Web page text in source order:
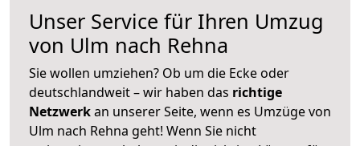
Unser Service für Ihren Umzug
von Ulm nach Rehna
Sie wollen umziehen? Ob um die Ecke oder
deutschlandweit – wir haben das richtige
Netzwerkan unserer Seite, wenn es Umzüge von
Ulm nach Rehna geht! Wenn Sie nicht